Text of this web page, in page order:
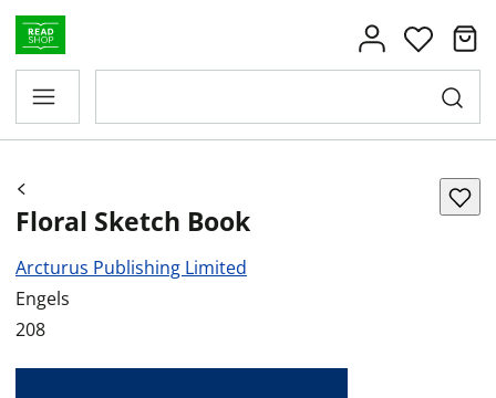
Floral Sketch Book
Arcturus Publishing Limited
Engels
208